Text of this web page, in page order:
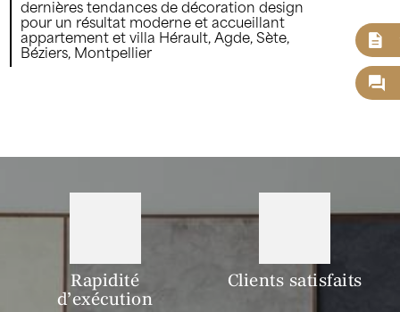
dernières tendances de décoration design
pour un résultat moderne et accueillant
appartement et villa Hérault, Agde, Sète,
Béziers, Montpellier
Rapidité
d’exécution
Clients satisfaits